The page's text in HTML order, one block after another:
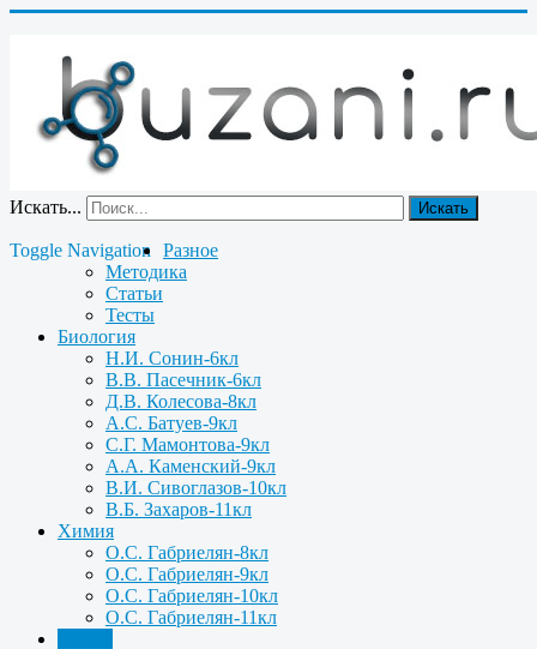
Искать... Искать
Toggle Navigation
Разное
Методика
Статьи
Тесты
Биология
Н.И. Сонин-6кл
В.В. Пасечник-6кл
Д.В. Колесова-8кл
А.С. Батуев-9кл
С.Г. Мамонтова-9кл
А.А. Каменский-9кл
В.И. Сивоглазов-10кл
В.Б. Захаров-11кл
Химия
О.С. Габриелян-8кл
О.С. Габриелян-9кл
О.С. Габриелян-10кл
О.С. Габриелян-11кл